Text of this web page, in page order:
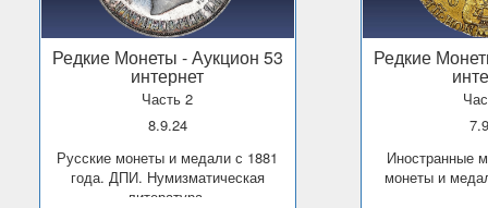
Редкие Монеты - Аукцион 53
интернет
Часть 2
8.9.24
Русские монеты и медали с 1881
года. ДПИ. Нумизматическая
литература.
Редкие
Иностранные монеты. Русские
монеты и